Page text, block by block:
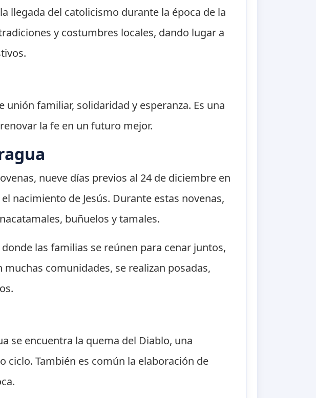
llegada del catolicismo durante la época de la
y costumbres locales, dando lugar a
familiar, solidaridad y esperanza. Es una
la fe en un futuro mejor.
nueve días previos al 24 de diciembre en
nacimiento de Jesús. Durante estas novenas,
buñuelos y tamales.
las familias se reúnen para cenar juntos,
comunidades, se realizan posadas,
se encuentra la quema del Diablo, una
ciclo. También es común la elaboración de